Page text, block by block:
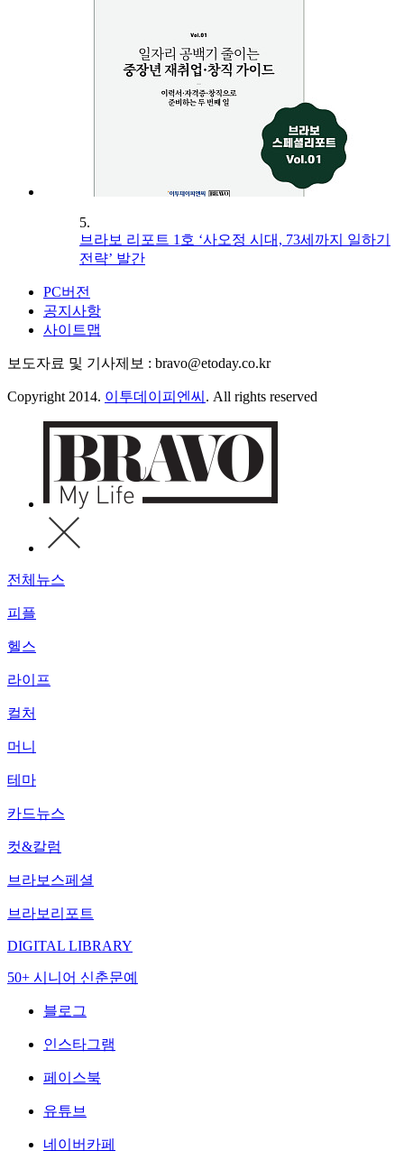
5.
브라보 리포트 1호 ‘사오정 시대, 73세까지 일하기
전략’ 발간
PC버전
공지사항
사이트맵
보도자료 및 기사제보 : bravo@etoday.co.kr
Copyright 2014. 이투데이피엔씨 . All rights reserved
전체뉴스
피플
헬스
라이프
컬처
머니
테마
카드뉴스
컷&칼럼
브라보스페셜
브라보리포트
DIGITAL LIBRARY
50+ 시니어 신춘문예
블로그
인스타그램
페이스북
유튜브
네이버카페